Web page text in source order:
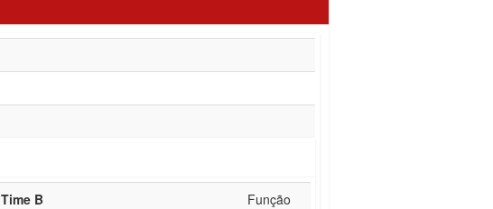
Time B Função